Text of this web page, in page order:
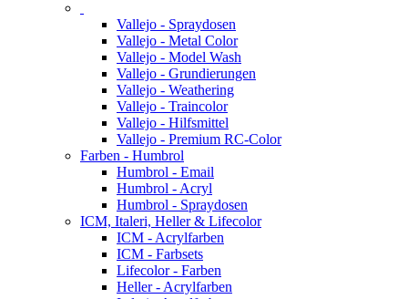
Vallejo - Spraydosen
Vallejo - Metal Color
Vallejo - Model Wash
Vallejo - Grundierungen
Vallejo - Weathering
Vallejo - Traincolor
Vallejo - Hilfsmittel
Vallejo - Premium RC-Color
Farben - Humbrol
Humbrol - Email
Humbrol - Acryl
Humbrol - Spraydosen
ICM, Italeri, Heller & Lifecolor
ICM - Acrylfarben
ICM - Farbsets
Lifecolor - Farben
Heller - Acrylfarben